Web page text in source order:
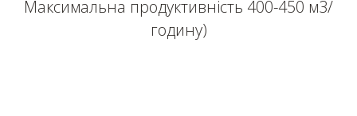
Максимальна продуктивність 400-450 м3/
годину)